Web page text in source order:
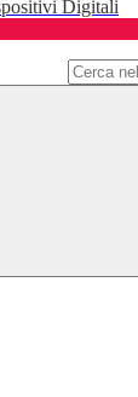
Digitali